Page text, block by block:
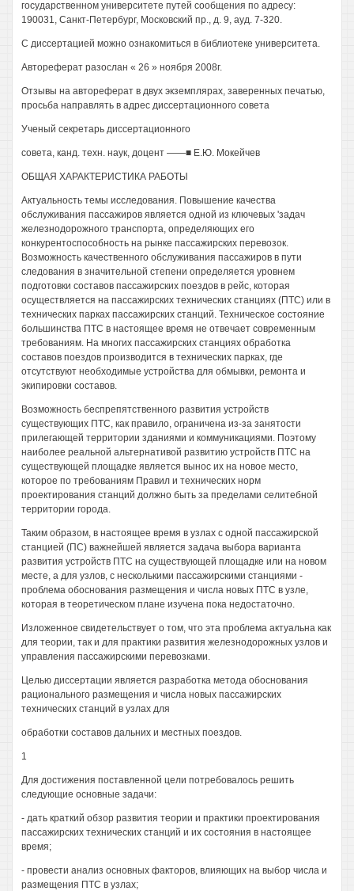
государственном университете путей сообщения по адресу:
190031, Санкт-Петербург, Московский пр., д. 9, ауд. 7-320.
С диссертацией можно ознакомиться в библиотеке университета.
Автореферат разослан « 26 » ноября 2008г.
Отзывы на автореферат в двух экземплярах, заверенных печатью,
просьба направлять в адрес диссертационного совета
Ученый секретарь диссертационного
совета, канд. техн. наук, доцент ——■ Е.Ю. Мокейчев
ОБЩАЯ ХАРАКТЕРИСТИКА РАБОТЫ
Актуальность темы исследования. Повышение качества
обслуживания пассажиров является одной из ключевых 'задач
железнодорожного транспорта, определяющих его
конкурентоспособность на рынке пассажирских перевозок.
Возможность качественного обслуживания пассажиров в пути
следования в значительной степени определяется уровнем
подготовки составов пассажирских поездов в рейс, которая
осуществляется на пассажирских технических станциях (ПТС) или в
технических парках пассажирских станций. Техническое состояние
большинства ПТС в настоящее время не отвечает современным
требованиям. На многих пассажирских станциях обработка
составов поездов производится в технических парках, где
отсутствуют необходимые устройства для обмывки, ремонта и
экипировки составов.
Возможность беспрепятственного развития устройств
существующих ПТС, как правило, ограничена из-за занятости
прилегающей территории зданиями и коммуникациями. Поэтому
наиболее реальной альтернативой развитию устройств ПТС на
существующей площадке является вынос их на новое место,
которое по требованиям Правил и технических норм
проектирования станций должно быть за пределами селитебной
территории города.
Таким образом, в настоящее время в узлах с одной пассажирской
станцией (ПС) важнейшей является задача выбора варианта
развития устройств ПТС на существующей площадке или на новом
месте, а для узлов, с несколькими пассажирскими станциями -
проблема обоснования размещения и числа новых ПТС в узле,
которая в теоретическом плане изучена пока недостаточно.
Изложенное свидетельствует о том, что эта проблема актуальна как
для теории, так и для практики развития железнодорожных узлов и
управления пассажирскими перевозками.
Целью диссертации является разработка метода обоснования
рационального размещения и числа новых пассажирских
технических станций в узлах для
обработки составов дальних и местных поездов.
1
Для достижения поставленной цели потребовалось решить
следующие основные задачи:
- дать краткий обзор развития теории и практики проектирования
пассажирских технических станций и их состояния в настоящее
время;
- провести анализ основных факторов, влияющих на выбор числа и
размещения ПТС в узлах;